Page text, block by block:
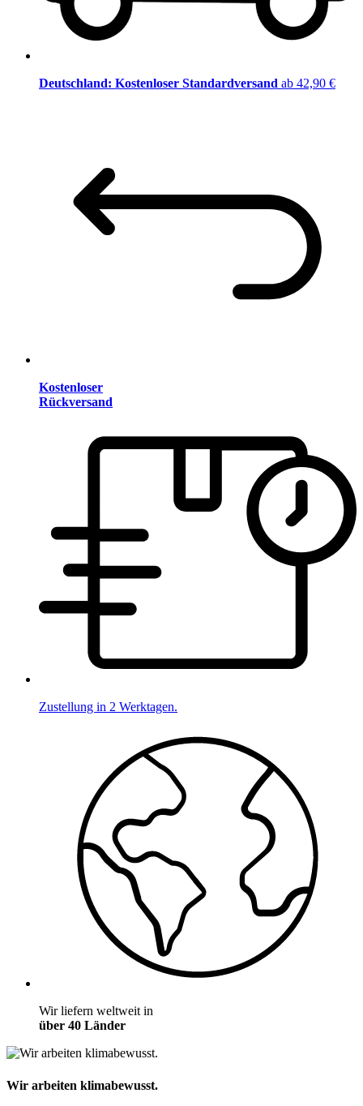
Deutschland: Kostenloser Standardversand ab 42,90 €
Kostenloser
Rückversand
Zustellung in 2 Werktagen.
Wir liefern weltweit in
über 40 Länder
Wir arbeiten klimabewusst.